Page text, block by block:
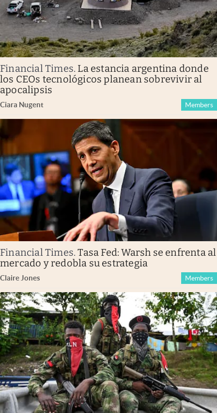
Financial Times. La estancia argentina donde
los CEOs tecnológicos planean sobrevivir al
apocalipsis
Ciara Nugent Members
Financial Times.Tasa Fed: Warsh se enfrenta al
mercado y redobla su estrategia
Claire Jones Members